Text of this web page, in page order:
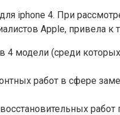
iphone 4. При
Apple, привела к
модели (среди
работ в сфере